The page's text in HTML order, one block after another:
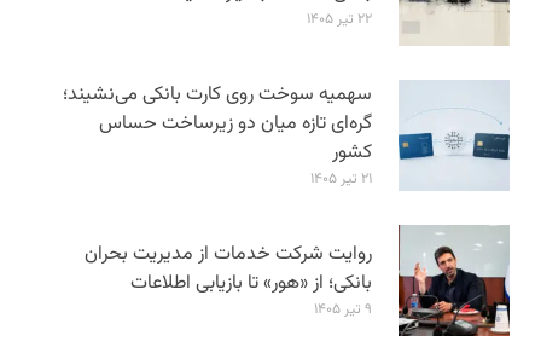
۲۲ تیر ۱۴۰۵
سهمیه سوخت روی کارت بانکی می‌نشیند؛
گره‌ای تازه میان دو زیرساخت حساس
کشور
۲۱ تیر ۱۴۰۵
روایت شرکت خدمات از مدیریت بحران
بانکی؛ از «هور» تا بازیابی اطلاعات
۹ تیر ۱۴۰۵